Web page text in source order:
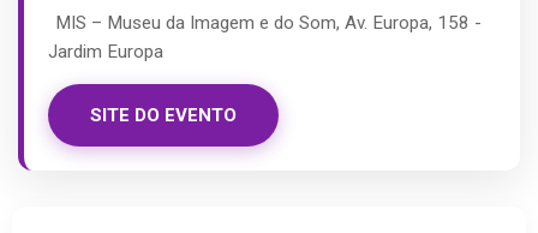
MIS – Museu da Imagem e do Som, Av. Europa, 158 -
Jardim Europa
SITE DO EVENTO